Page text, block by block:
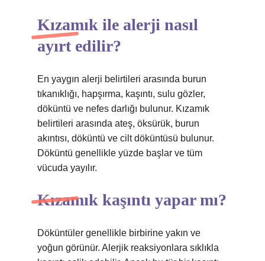
Kızamık ile alerji nasıl
ayırt edilir?
En yaygın alerji belirtileri arasında burun
tıkanıklığı, hapşırma, kaşıntı, sulu gözler,
döküntü ve nefes darlığı bulunur. Kızamık
belirtileri arasında ateş, öksürük, burun
akıntısı, döküntü ve cilt döküntüsü bulunur.
Döküntü genellikle yüzde başlar ve tüm
vücuda yayılır.
Kızamık kaşıntı yapar mı?
Döküntüler genellikle birbirine yakın ve
yoğun görünür. Alerjik reaksiyonlara sıklıkla